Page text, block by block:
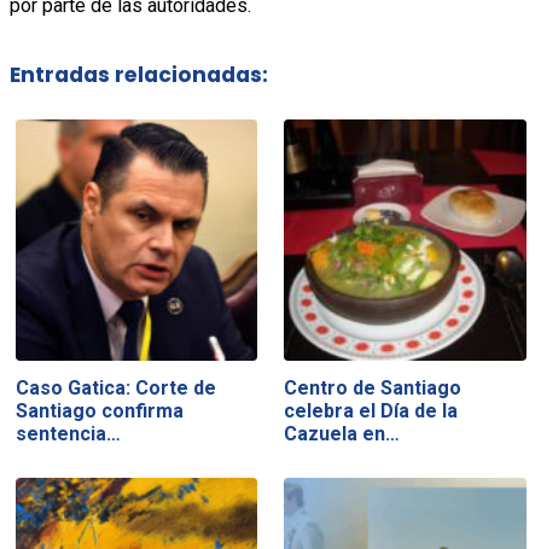
por parte de las autoridades.
Entradas relacionadas:
Caso Gatica: Corte de
Santiago confirma
sentencia…
Centro de Santiago
celebra el Día de la
Cazuela en…